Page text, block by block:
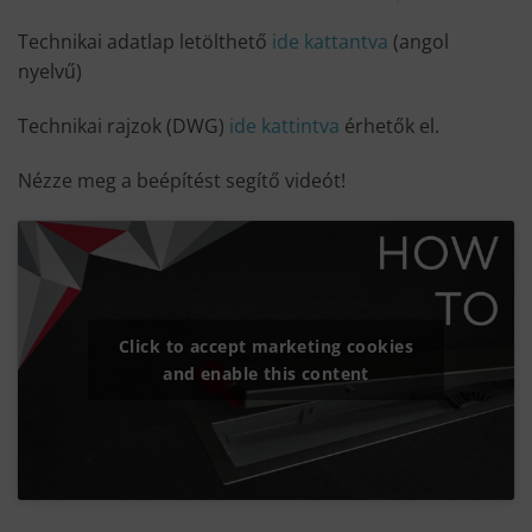
Technikai adatlap letölthető ide kattantva (angol
nyelvű)
Technikai rajzok (DWG) ide kattintva érhetők el.
Nézze meg a beépítést segítő videót!
Click to accept marketing cookies
and enable this content